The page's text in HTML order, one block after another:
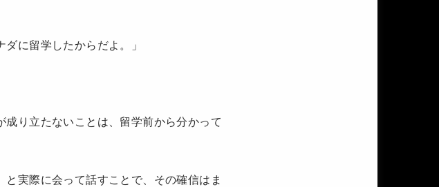
に留学したからだよ。」
り立たないことは、留学前から分かって
実際に会って話すことで、その確信はま